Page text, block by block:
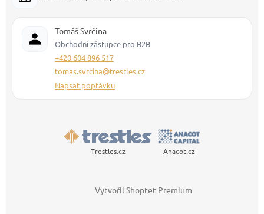
Tomáš Svrčina
Obchodní zástupce pro B2B
+420 604 896 517
tomas.svrcina@trestles.cz
Napsat poptávku
Trestles.cz Anacot.cz
Vytvořil Shoptet Premium